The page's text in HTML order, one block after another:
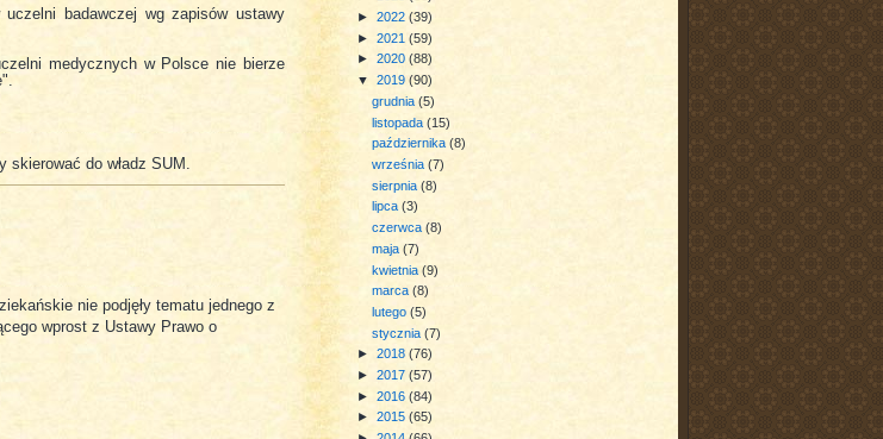
► 2022 (39)
► 2021 (59)
► 2020 (88)
▼ 2019 (90)
grudnia(5)
listopada(15)
października(8)
września(7)
sierpnia(8)
lipca(3)
czerwca(8)
maja(7)
kwietnia(9)
marca(8)
lutego(5)
stycznia(7)
► 2018 (76)
► 2017 (57)
► 2016 (84)
► 2015 (65)
badawczej wg zapisów ustawy
medycznych w Polsce nie bierze
do władz SUM.
nie podjęły tematu jednego z
wprost z Ustawy Prawo o